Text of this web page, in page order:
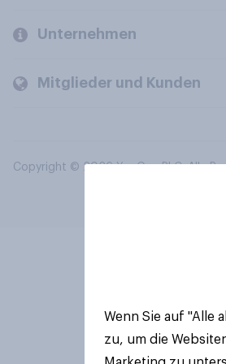
Unternehmen
Mitglieder und Kunden
Copyright © 2026 YouGov PLC. Alle
Wenn Sie auf "Alle
zu, um die